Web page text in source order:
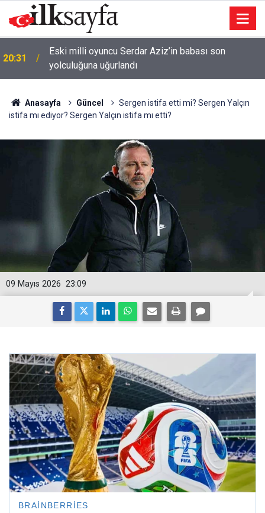
20:31
Eski milli oyuncu Serdar Aziz’in babası son
yolculuğuna uğurlandı
Anasayfa Güncel
Sergen istifa etti mi? Sergen Yalçın
istifa mı ediyor? Sergen Yalçın istifa mı etti?
23:09
09 Mayıs 2026